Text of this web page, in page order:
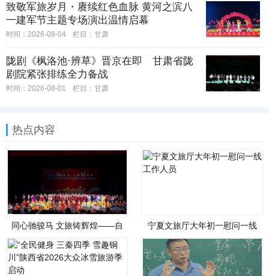
致敬军旅岁月・赓续红色血脉 黄河之滨八
一建军节主题专场演出温情启幕
时间：2026-08-04 栏目： 甘肃
陇剧《枫洛池·辨草》晋京在即 甘肃省陇
剧院紧张排练全力备战
时间：2026-08-01 栏目： 甘肃
热点内容
同心驰骏马 文旅铸辉煌——自
华民族共同体意识联谊会
宁夏文旅厅大年初一慰问一线